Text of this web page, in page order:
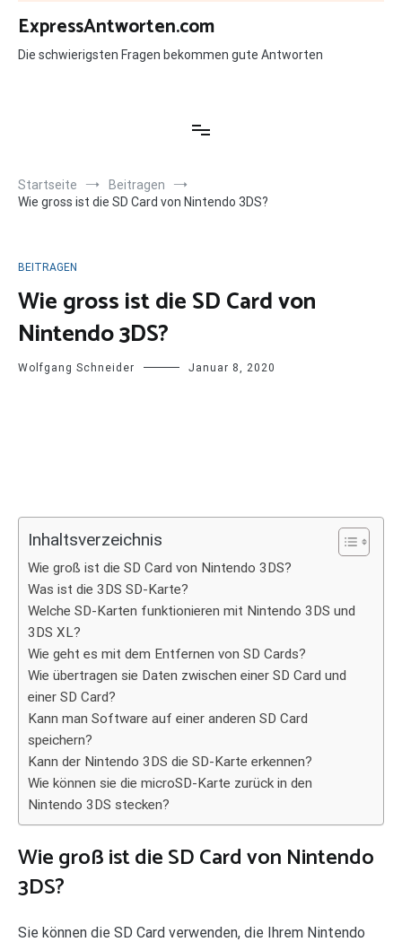
Zum
Inhalt
springen
ExpressAntworten.com
Die schwierigsten Fragen bekommen gute Antworten
Startseite
Beitragen
Wie gross ist die SD Card von Nintendo 3DS?
BEITRAGEN
Wie gross ist die SD Card von
Nintendo 3DS?
Wolfgang Schneider Januar 8, 2020
Inhaltsverzeichnis
Wie groß ist die SD Card von Nintendo 3DS?
Was ist die 3DS SD-Karte?
Welche SD-Karten funktionieren mit Nintendo 3DS und
3DS XL?
Wie geht es mit dem Entfernen von SD Cards?
Wie übertragen sie Daten zwischen einer SD Card und
einer SD Card?
Kann man Software auf einer anderen SD Card
speichern?
Kann der Nintendo 3DS die SD-Karte erkennen?
Wie können sie die microSD-Karte zurück in den
Nintendo 3DS stecken?
Wie groß ist die SD Card von Nintendo
3DS?
Sie können die SD Card verwenden, die Ihrem Nintendo